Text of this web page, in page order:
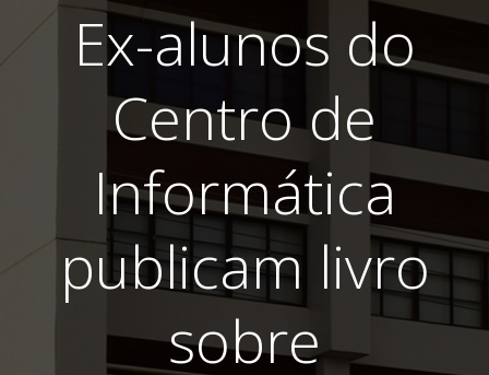
Ex-alunos do
Centro de
Informática
publicam livro
sobre